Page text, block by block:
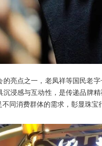
的亮点之一，老凤祥等国民老
沉浸感与互动性，是传递品牌
同消费群体的需求，彰显珠宝